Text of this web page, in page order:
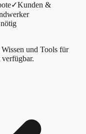
✓Kunden &
und Tools für